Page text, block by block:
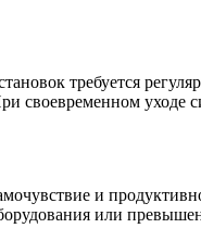
требуется
своевременном уходе
и
или